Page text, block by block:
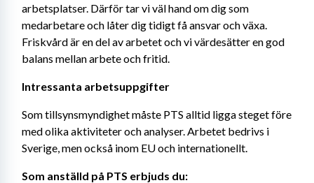
arbetsplatser. Därför tar vi väl hand om dig som
medarbetare och låter dig tidigt få ansvar och växa.
Friskvård är en del av arbetet och vi värdesätter en god
balans mellan arbete och fritid.
Intressanta arbetsuppgifter
Som tillsynsmyndighet måste PTS alltid ligga steget före
med olika aktiviteter och analyser. Arbetet bedrivs i
Sverige, men också inom EU och internationellt.
Som anställd på PTS erbjuds du: